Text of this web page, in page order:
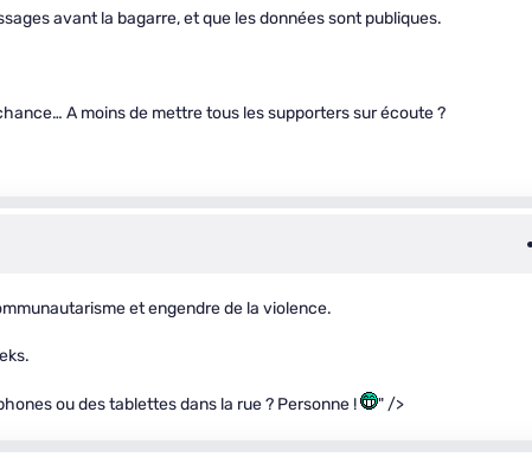
avant la bagarre, et que les données sont publiques.
A moins de mettre tous les supporters sur écoute ?
et engendre de la violence.
ou des tablettes dans la rue ? Personne ! " />